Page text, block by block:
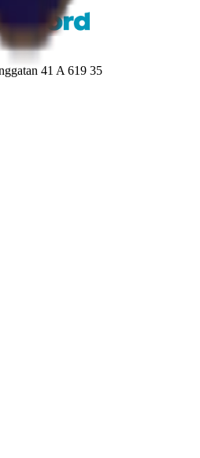
41 A 619 35